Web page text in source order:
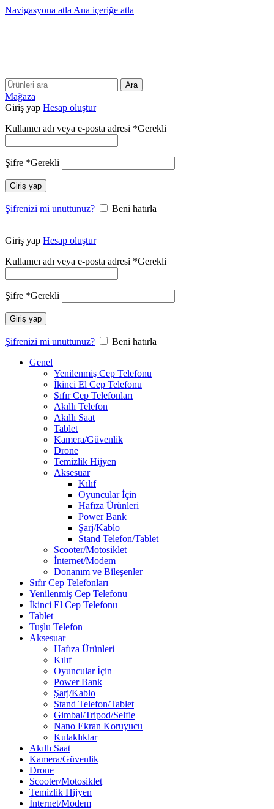
Navigasyona atla Ana içeriğe atla
Ara
Mağaza
Giriş yap Hesap oluştur
Kullanıcı adı veya e-posta adresi *Gerekli
Şifre *Gerekli
Giriş yap
Şifrenizi mi unuttunuz? Beni hatırla
Giriş yap Hesap oluştur
Kullanıcı adı veya e-posta adresi *Gerekli
Şifre *Gerekli
Giriş yap
Şifrenizi mi unuttunuz?
Beni hatırla
Genel
Yenilenmiş Cep Telefonu
İkinci El Cep Telefonu
Sıfır Cep Telefonları
Akıllı Telefon
Akıllı Saat
Tablet
Kamera/Güvenlik
Drone
Temizlik Hijyen
Aksesuar
Kılıf
Oyuncular İçin
Hafıza Ürünleri
Power Bank
Şarj/Kablo
Stand Telefon/Tablet
Scooter/Motosiklet
İnternet/Modem
Donanım ve Bileşenler
Sıfır Cep Telefonları
Yenilenmiş Cep Telefonu
İkinci El Cep Telefonu
Tablet
Tuşlu Telefon
Aksesuar
Hafıza Ürünleri
Kılıf
Oyuncular İçin
Power Bank
Şarj/Kablo
Stand Telefon/Tablet
Gimbal/Tripod/Selfie
Nano Ekran Koruyucu
Kulaklıklar
Akıllı Saat
Kamera/Güvenlik
Drone
Scooter/Motosiklet
Temizlik Hijyen
İnternet/Modem